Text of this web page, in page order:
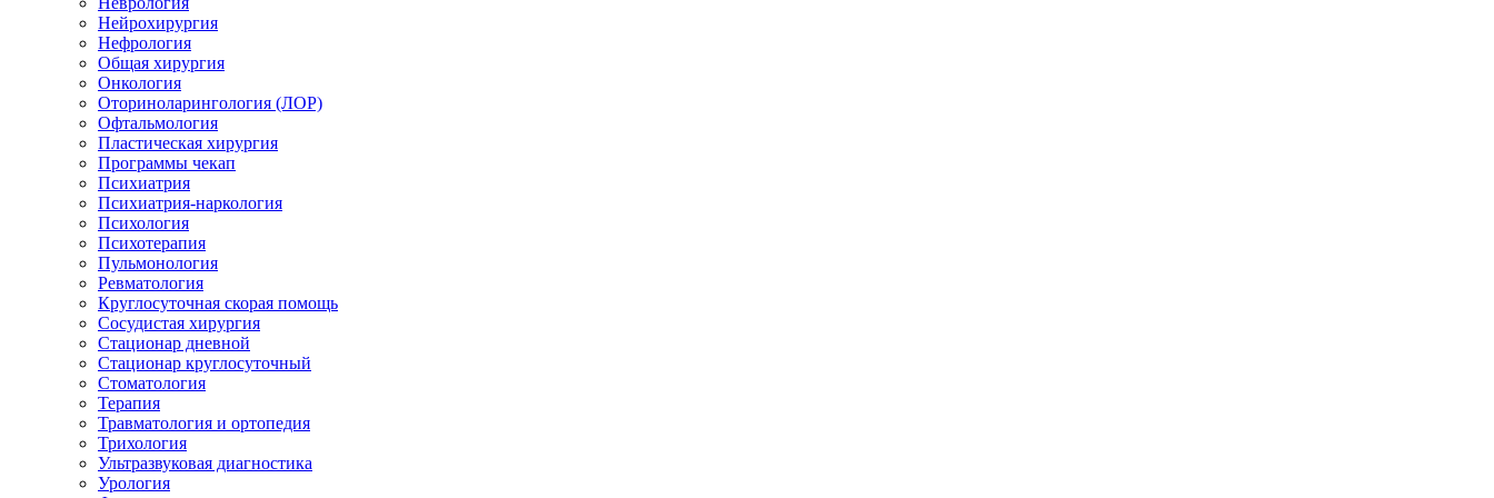
Нейрохирургия
Нефрология
Общая хирургия
Онкология
Оториноларингология (ЛОР)
Офтальмология
Пластическая хирургия
Программы чекап
Психиатрия
Психиатрия-наркология
Психология
Психотерапия
Пульмонология
Ревматология
Круглосуточная скорая помощь
Сосудистая хирургия
Стационар дневной
Стационар круглосуточный
Стоматология
Терапия
Травматология и ортопедия
Трихология
Ультразвуковая диагностика
Урология